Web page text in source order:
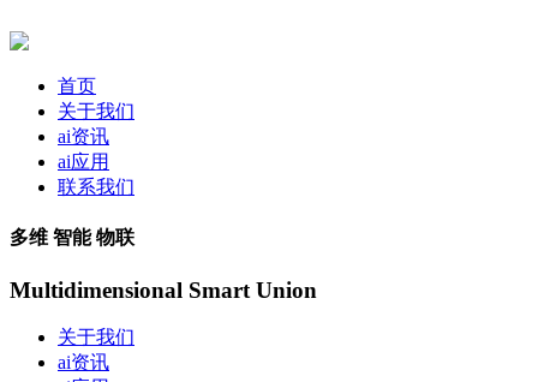
首页
关于我们
ai资讯
ai应用
联系我们
多维 智能 物联
Multidimensional Smart Union
关于我们
ai资讯